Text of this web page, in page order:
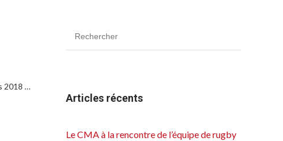
2018 …
Articles récents
Le CMA à la rencontre de l’équipe de rugby